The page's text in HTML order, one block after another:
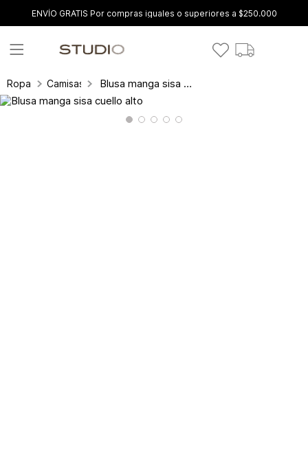
ENVÍO GRATIS Por compras iguales o superiores a $250.000
Ropa Camisas y blusas Blusa manga sisa cuello alto